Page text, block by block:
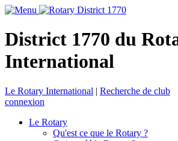
District 1770 du
International
Le Rotary International | Recherche de club
connexion
Le Rotary
Qu'est ce que le Rotary ?